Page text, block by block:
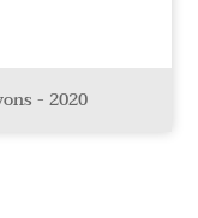
- 2020